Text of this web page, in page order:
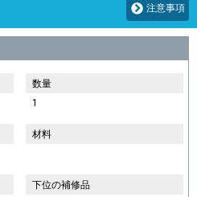
注意事項
数量
1
材料
下位の補修品